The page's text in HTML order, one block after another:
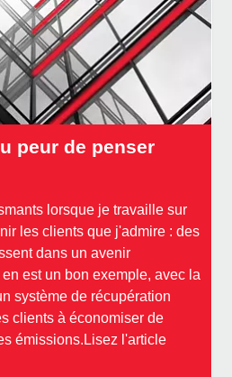
peur de penser
lorsque je travaille sur
les clients que j'admire : des
dans un avenir
est un bon exemple, avec la
système de récupération
clients à économiser de
émissions.Lisez l'article